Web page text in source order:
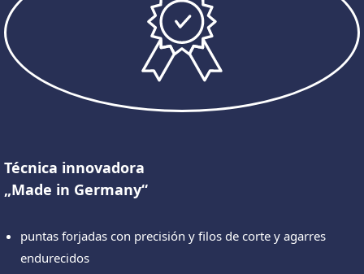
Técnica innovadora
„Made in Germany“
puntas forjadas con precisión y filos de corte y agarres
endurecidos